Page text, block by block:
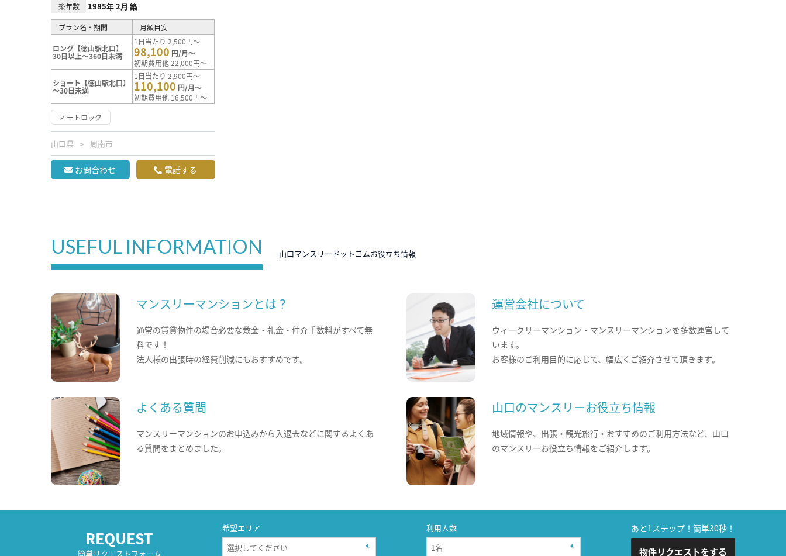
築年数 1985年 2月 築
プラン名・期間 月額目安
ロング【徳山駅北口】
30日以上～360日未満
1日当たり 2,500円～
98,100 円/月～
初期費用他 22,000円～
ショート【徳山駅北口】
～30日未満
1日当たり 2,900円～
110,100 円/月～
初期費用他 16,500円～
オートロック
山口県 周南市
お問合わせ 電話する
USEFUL INFORMATION 山口マンスリードットコムお役立ち情報
マンスリーマンションとは？
通常の賃貸物件の場合必要な敷金・礼金・仲介手数料がすべて無
料です！
法人様の出張時の経費削減にもおすすめです。
運営会社について
ウィークリーマンション・マンスリーマンションを多数運営して
います。
お客様のご利用目的に応じて、幅広くご紹介させて頂きます。
よくある質問
マンスリーマンションのお申込みから入退去などに関するよくあ
る質問をまとめました。
山口のマンスリーお役立ち情報
地域情報や、出張・観光旅行・おすすめのご利用方法など、山口
のマンスリーお役立ち情報をご紹介します。
REQUEST
簡単リクエストフォーム
希望エリア 利用人数 あと1ステップ！簡単30秒！
物件リクエストをする